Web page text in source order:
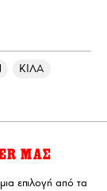
ΚΙΛΑ
ΜΑΣ
επιλογή από τα